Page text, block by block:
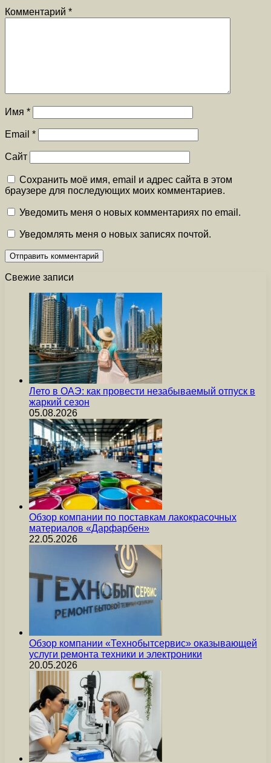
Комментарий *
Имя *
Email *
Сайт
Сохранить моё имя, email и адрес сайта в этом
браузере для последующих моих комментариев.
Уведомить меня о новых комментариях по email.
Уведомлять меня о новых записях почтой.
Свежие записи
Лето в ОАЭ: как провести незабываемый отпуск в
жаркий сезон
05.08.2026
Обзор компании по поставкам лакокрасочных
материалов «Дарфарбен»
22.05.2026
Обзор компании «Технобытсервис» оказывающей
услуги ремонта техники и электроники
20.05.2026